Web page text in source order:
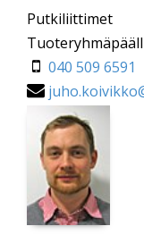
Putkiliittimet
040 509 6591